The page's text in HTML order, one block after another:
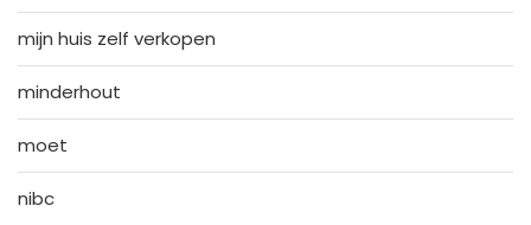
mijn huis zelf verkopen
minderhout
moet
nibc